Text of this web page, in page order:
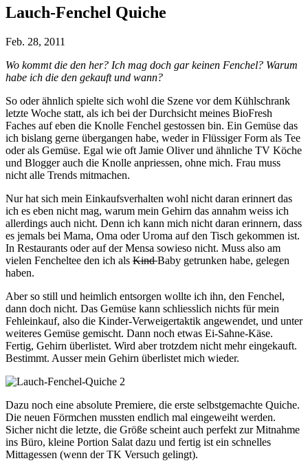
Lauch-Fenchel Quiche
Feb. 28, 2011
Wo kommt die den her? Ich mag doch gar keinen Fenchel? Warum
habe ich die den gekauft und wann?
So oder ähnlich spielte sich wohl die Szene vor dem Kühlschrank
letzte Woche statt, als ich bei der Durchsicht meines BioFresh
Faches auf eben die Knolle Fenchel gestossen bin. Ein Gemüse das
ich bislang gerne übergangen habe, weder in Flüssiger Form als Tee
oder als Gemüse. Egal wie oft Jamie Oliver und ähnliche TV Köche
und Blogger auch die Knolle anpriessen, ohne mich. Frau muss
nicht alle Trends mitmachen.
Nur hat sich mein Einkaufsverhalten wohl nicht daran erinnert das
ich es eben nicht mag, warum mein Gehirn das annahm weiss ich
allerdings auch nicht. Denn ich kann mich nicht daran erinnern, dass
es jemals bei Mama, Oma oder Uroma auf den Tisch gekommen ist.
In Restaurants oder auf der Mensa sowieso nicht. Muss also am
vielen Fencheltee den ich als KindBaby getrunken habe, gelegen
haben.
Aber so still und heimlich entsorgen wollte ich ihn, den Fenchel,
dann doch nicht. Das Gemüse kann schliesslich nichts für mein
Fehleinkauf, also die Kinder-Verweigertaktik angewendet, und unter
weiteres Gemüse gemischt. Dann noch etwas Ei-Sahne-Käse.
Fertig, Gehirn überlistet. Wird aber trotzdem nicht mehr eingekauft.
Bestimmt. Ausser mein Gehirn überlistet mich wieder.
Dazu noch eine absolute Premiere, die erste selbstgemachte Quiche.
Die neuen Förmchen mussten endlich mal eingeweiht werden.
Sicher nicht die letzte, die Größe scheint auch perfekt zur Mitnahme
ins Büro, kleine Portion Salat dazu und fertig ist ein schnelles
Mittagessen (wenn der TK Versuch gelingt).